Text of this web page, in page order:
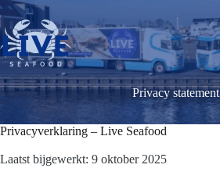
Skip
to
content
Privacy statement
Privacyverklaring – Live Seafood
Laatst bijgewerkt: 9 oktober 2025